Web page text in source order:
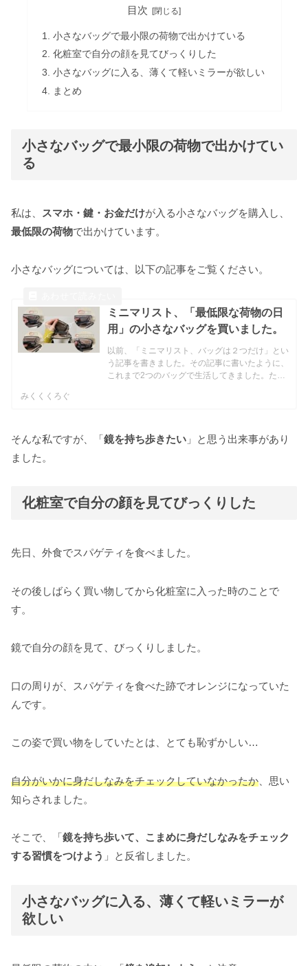
目次
小さなバッグで最小限の荷物で出かけている
化粧室で自分の顔を見てびっくりした
小さなバッグに入る、薄くて軽いミラーが欲しい
まとめ
小さなバッグで最小限の荷物で出かけてい
る
私は、 スマホ・鍵・お金だけが入る小さなバッグを購入し、
最低限の荷物で出かけています。
小さなバッグについては、以下の記事をご覧ください。
ミニマリスト、「最低限な荷物の日
用」の小さなバッグを買いました。
以前、「ミニマリスト、バッグは２つだけ」とい
う記事を書きました。その記事に書いたように、
これまで2つのバッグで生活してきました。た
みくくくろぐ
そんな私ですが、「鏡を持ち歩きたい 」と思う出来事があり
ました。
化粧室で自分の顔を見てびっくりした
先日、外食でスパゲティを食べました。
その後しばらく買い物してから化粧室に入った時のことで
す。
鏡で自分の顔を見て、びっくりしました。
口の周りが、スパゲティを食べた跡でオレンジになっていた
んです。
この姿で買い物をしていたとは、とても恥ずかしい…
自分がいかに身だしなみをチェックしていなかったか 、思い
知らされました。
そこで、「鏡を持ち歩いて、こまめに身だしなみをチェック
する習慣をつけよう 」と反省しました。
小さなバッグに入る、薄くて軽いミラーが
欲しい